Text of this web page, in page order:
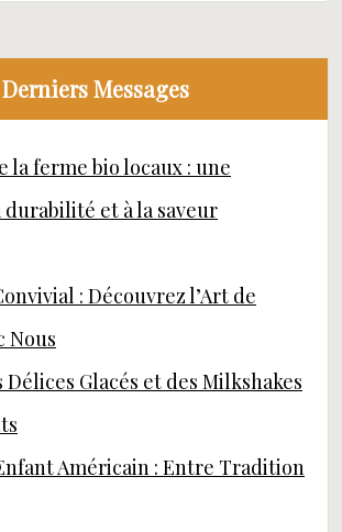
Derniers Messages
la ferme bio locaux : une
et à la saveur
: Découvrez l’Art de
Nous
Glacés et des Milkshakes
Américain : Entre Tradition